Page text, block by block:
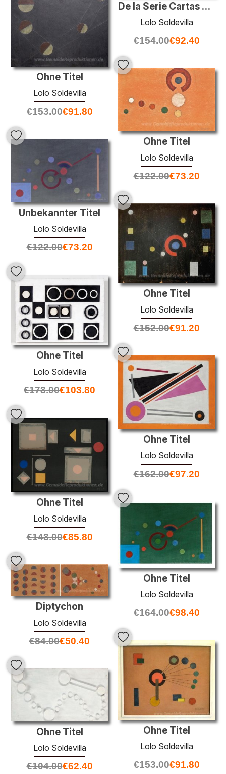
De la Serie Cartas Celestes
Lolo Soldevilla
€154.00€92.40
Ohne Titel
Lolo Soldevilla
€153.00€91.80
Ohne Titel
Lolo Soldevilla
€122.00€73.20
Unbekannter Titel
Lolo Soldevilla
€122.00€73.20
Ohne Titel
Lolo Soldevilla
€152.00€91.20
Ohne Titel
Lolo Soldevilla
€173.00€103.80
Ohne Titel
Lolo Soldevilla
€162.00€97.20
Ohne Titel
Lolo Soldevilla
€143.00€85.80
Ohne Titel
Lolo Soldevilla
€164.00€98.40
Diptychon
Lolo Soldevilla
€84.00€50.40
Ohne Titel
Lolo Soldevilla
€153.00€91.80
Ohne Titel
Lolo Soldevilla
€104.00€62.40